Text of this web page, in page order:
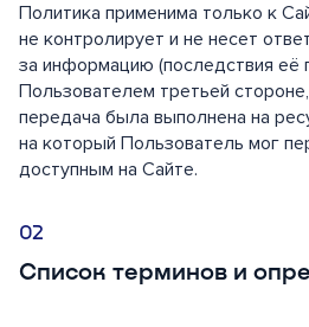
Политика применима только к
не контролирует и не несет
за информацию (последствия её
Пользователем третьей
передача была выполнена на
на который Пользователь мог
доступным на Сайте.
Список терминов и